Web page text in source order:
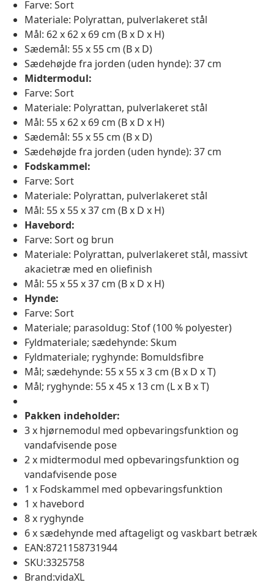
Farve: Sort
Materiale: Polyrattan, pulverlakeret stål
Mål: 62 x 62 x 69 cm (B x D x H)
Sædemål: 55 x 55 cm (B x D)
Sædehøjde fra jorden (uden hynde): 37 cm
Midtermodul:
Farve: Sort
Materiale: Polyrattan, pulverlakeret stål
Mål: 55 x 62 x 69 cm (B x D x H)
Sædemål: 55 x 55 cm (B x D)
Sædehøjde fra jorden (uden hynde): 37 cm
Fodskammel:
Farve: Sort
Materiale: Polyrattan, pulverlakeret stål
Mål: 55 x 55 x 37 cm (B x D x H)
Havebord:
Farve: Sort og brun
Materiale: Polyrattan, pulverlakeret stål, massivt
akacietræ med en oliefinish
Mål: 55 x 55 x 37 cm (B x D x H)
Hynde:
Farve: Sort
Materiale; parasoldug: Stof (100 % polyester)
Fyldmateriale; sædehynde: Skum
Fyldmateriale; ryghynde: Bomuldsfibre
Mål; sædehynde: 55 x 55 x 3 cm (B x D x T)
Mål; ryghynde: 55 x 45 x 13 cm (L x B x T)
Pakken indeholder:
3 x hjørnemodul med opbevaringsfunktion og
vandafvisende pose
2 x midtermodul med opbevaringsfunktion og
vandafvisende pose
1 x Fodskammel med opbevaringsfunktion
1 x havebord
8 x ryghynde
6 x sædehynde med aftageligt og vaskbart betræk
EAN:8721158731944
SKU:3325758
Brand:vidaXL